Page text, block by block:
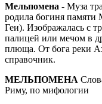
Мельпомена - Муза
родила богиня памяти
Геи). Изображалась с
палицей или мечом в
плюща. От бога реки
справочник.
МЕЛЬПОМЕНА
Риму, по мифологии